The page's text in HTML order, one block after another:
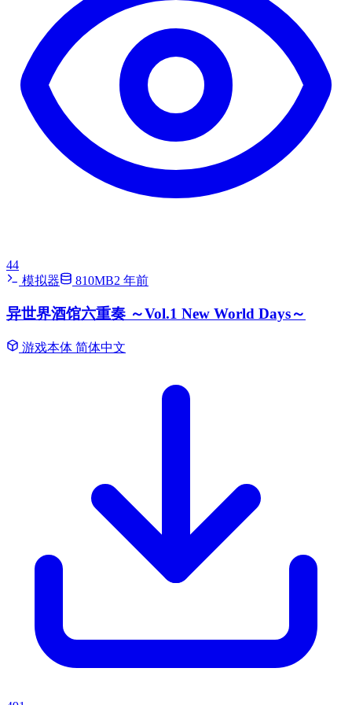
44
模拟器
810MB2 年前
异世界酒馆六重奏 ～Vol.1 New World Days～
游戏本体 简体中文